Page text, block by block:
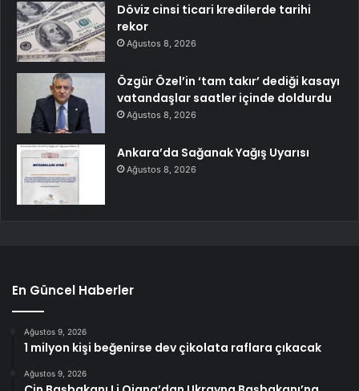
Döviz cinsi ticari kredilerde tarihi
rekor
Ağustos 8, 2026
Özgür Özel’in ‘tam takır’ dediği kasayı
vatandaşlar saatler içinde doldurdu
Ağustos 8, 2026
Ankara’da Sağanak Yağış Uyarısı
Ağustos 8, 2026
En Güncel Haberler
Ağustos 9, 2026
1 milyon kişi beğenirse dev çikolata raflara çıkacak
Ağustos 9, 2026